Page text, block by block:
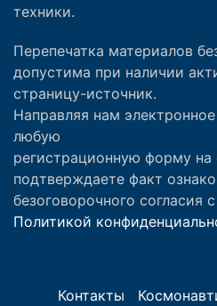
техники.
Перепечатка материалов
допустима при наличии
страницу-источник.
Направляя нам
любую
регистрационную форму на
подтверждаете факт
безоговорочного согласия
Политикой
Контакты